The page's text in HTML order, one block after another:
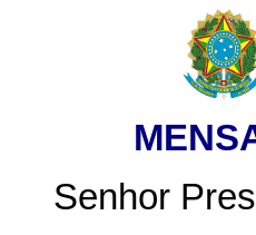
Senhor